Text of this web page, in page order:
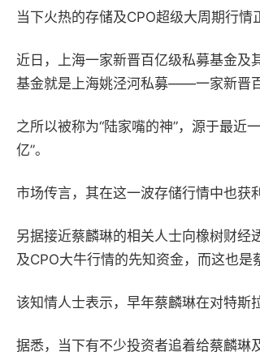
当下火热的存储及CPO超级大周期行情
近日，上海一家新晋百亿级私募基金及
基金就是上海姚泾河私募——一家新晋
之所以被称为“陆家嘴的神”，源于最近
亿”。
市场传言，其在这一波存储行情中也获
另据接近蔡麟琳的相关人士向橡树财
及CPO大牛行情的先知资金，而这也是
该知情人士表示，早年蔡麟琳在对特斯
据悉，当下有不少投资者追着给蔡麟琳